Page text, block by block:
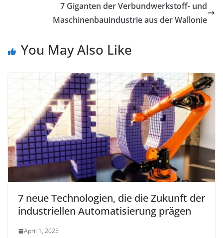
7 Giganten der Verbundwerkstoff- und
Maschinenbauindustrie aus der Wallonie
You May Also Like
7 neue Technologien, die die Zukunft der
industriellen Automatisierung prägen
April 1, 2025